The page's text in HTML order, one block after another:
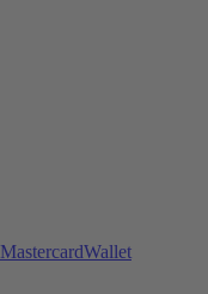
MastercardWallet